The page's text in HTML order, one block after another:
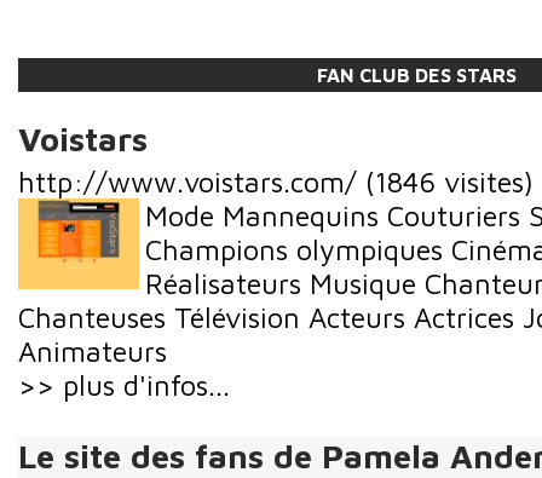
FAN CLUB DES STARS
Voistars
http://www.voistars.com/ (1846 visites)
Mode Mannequins Couturiers
Champions olympiques
Réalisateurs Musique
Chanteuses Télévision Acteurs Actrices
Animateurs
>> plus d'infos...
Le site des fans de Pamela